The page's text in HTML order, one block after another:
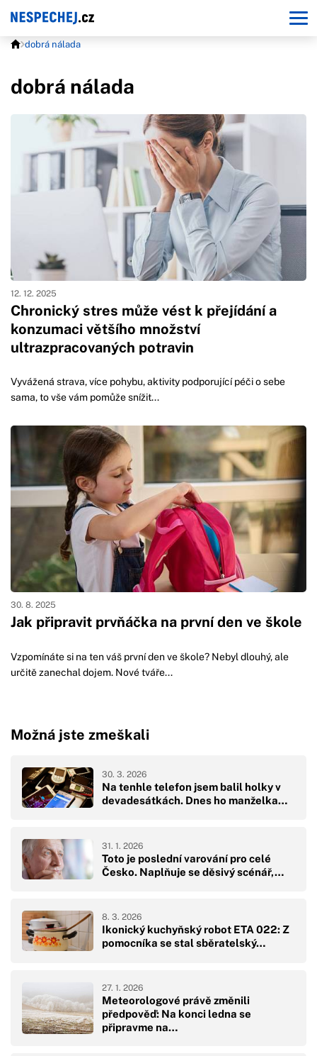
dobrá nálada
dobrá nálada
Chronický stres může vést k přejídání a
konzumaci většího množství
ultrazpracovaných potravin
12. 12. 2025
Vyvážená strava, více pohybu, aktivity podporující péči o sebe
sama, to vše vám pomůže snížit...
Jak připravit prvňáčka na první den ve škole
30. 8. 2025
Vzpomínáte si na ten váš první den ve škole? Nebyl dlouhý, ale
určitě zanechal dojem. Nové tváře...
Možná jste zmeškali
Na tenhle telefon jsem balil holky v
devadesátkách. Dnes ho manželka…
30. 3. 2026
Toto je poslední varování pro celé
Česko. Naplňuje se děsivý scénář,…
31. 1. 2026
Ikonický kuchyňský robot ETA 022: Z
pomocníka se stal sběratelský…
8. 3. 2026
Meteorologové právě změnili
předpověď: Na konci ledna se
připravme na…
27. 1. 2026